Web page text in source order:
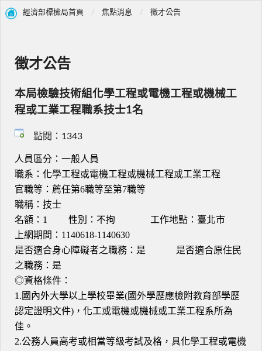
經濟部標檢局首頁 焦點消息 徵才公告
徵才公告
本局檢驗技術組化學工程或電機工程或機械工
程或工業工程職系技士1名
點閱：1343
人員區分：一般人員
職系：化學工程或電機工程或機械工程或工業工程
官職等：薦任第6職等至第7職等
職稱：技士
名額：1 性別：不拘 工作地點：臺北市
上網期間：1140618-1140630
是否適合身心障礙者之職務：是 是否適合原住民
之職務：是
◎資格條件：
1.國內外大學以上學校畢業(國外學歷應檢附教育部學歷
認定證明文件)，化工或電機或機械或工業工程系所為
佳。
2.公務人員高考或相當等級考試及格，具化學工程或電機